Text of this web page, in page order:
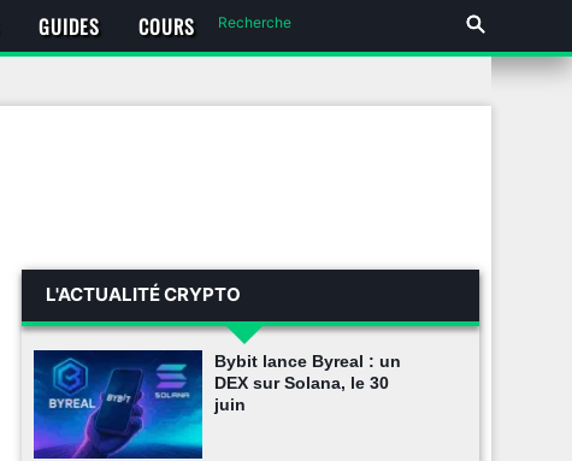
GUIDES COURS
L'ACTUALITÉ CRYPTO
Bybit lance Byreal : un
DEX sur Solana, le 30
juin